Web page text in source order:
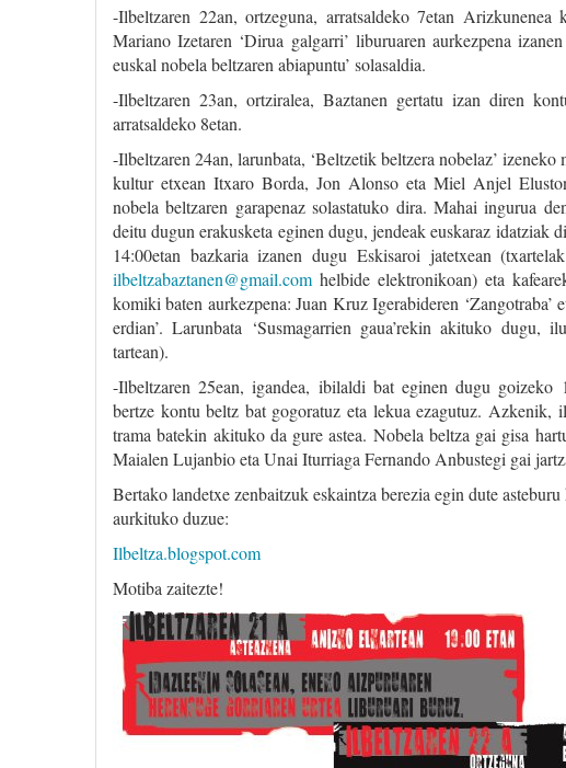
-Ilbeltzaren 22an, ortzeguna, arratsaldeko 7etan
Mariano Izetaren ‘Dirua galgarri’ liburuaren aurkezpena
euskal nobela beltzaren abiapuntu’ solasaldia.
-Ilbeltzaren 23an, ortziralea, Baztanen gertatu izan diren
arratsaldeko 8etan.
-Ilbeltzaren 24an, larunbata, ‘Beltzetik beltzera nobelaz’
kultur etxean Itxaro Borda, Jon Alonso eta Miel Anjel
nobela beltzaren garapenaz solastatuko dira. Mahai ingurua
deitu dugun erakusketa eginen dugu, jendeak euskaraz idatziak
14:00etan bazkaria izanen dugu Eskisaroi jatetxean
ilbeltzabaztanen@gmail.com helbide elektronikoan) eta
komiki baten aurkezpena: Juan Kruz Igerabideren ‘Zangotraba’
erdian’. Larunbata ‘Susmagarrien gaua’rekin akituko dugu,
tartean).
-Ilbeltzaren 25ean, igandea, ibilaldi bat eginen dugu
bertze kontu beltz bat gogoratuz eta lekua ezagutuz. Azkenik,
trama batekin akituko da gure astea. Nobela beltza gai gisa
Maialen Lujanbio eta Unai Iturriaga Fernando Anbustegi gai
Bertako landetxe zenbaitzuk eskaintza berezia egin dute
aurkituko duzue:
Ilbeltza.blogspot.com
Motiba zaitezte!